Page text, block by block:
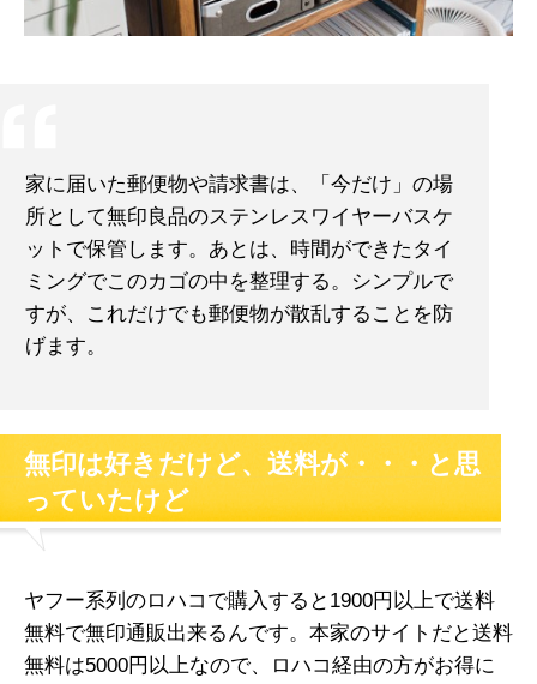
家に届いた郵便物や請求書は、「今だけ」の場
所として無印良品のステンレスワイヤーバスケ
ットで保管します。あとは、時間ができたタイ
ミングでこのカゴの中を整理する。シンプルで
すが、これだけでも郵便物が散乱することを防
げます。
無印は好きだけど、送料が・・・と思
っていたけど
ヤフー系列のロハコで購入すると1900円以上で送料
無料で無印通販出来るんです。本家のサイトだと送料
無料は5000円以上なので、ロハコ経由の方がお得に